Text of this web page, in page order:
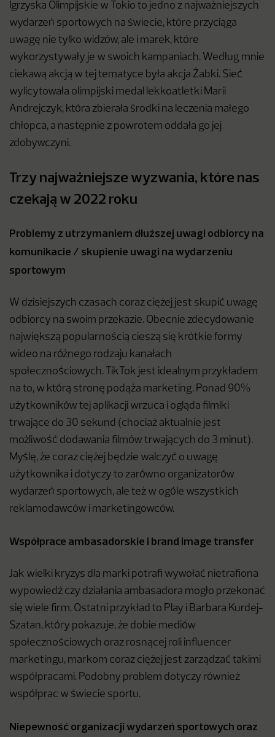
Igrzyska Olimpijskie w Tokio to jedno z najważniejszych
wydarzeń sportowych na świecie, które przyciąga
uwagę nie tylko widzów, ale i marek, które
wykorzystywały je w swoich kampaniach. Według mnie
ciekawą akcją w tej tematyce była akcja Żabki. Sieć
wylicytowała olimpijski medal lekkoatletki Marii
Andrejczyk, która zbierała środki na leczenia małego
chłopca, a następnie z powrotem oddała go jej
zdobywczyni.
Trzy najważniejsze wyzwania, które nas
czekają w 2022 roku
Problemy z utrzymaniem dłuższej uwagi odbiorcy na
komunikacie / skupienie uwagi na wydarzeniu
sportowym
W dzisiejszych czasach coraz ciężej jest skupić uwagę
odbiorcy na swoim przekazie. Obecnie zdecydowanie
największą popularnością cieszą się krótkie formy
wideo na różnego rodzaju kanałach
społecznościowych. TikTok jest idealnym przykładem
na to, w którą stronę podąża marketing. Ponad 90%
użytkowników tej aplikacji wrzuca i ogląda filmiki
trwające do 30 sekund (chociaż aktualnie jest
możliwość dodawania filmów trwających do 3 minut).
Myślę, że coraz ciężej będzie walczyć o uwagę
użytkownika i dotyczy to zarówno organizatorów
wydarzeń sportowych, ale też w ogóle wszystkich
reklamodawców i marketingowców.
Współprace ambasadorskie i brand image transfer
Jak wielki kryzys dla marki potrafi wywołać nietrafiona
wypowiedź czy działania ambasadora mogło przekonać
się wiele firm. Ostatni przykład to Play i Barbara Kurdej-
Szatan, który pokazuje, że dobie mediów
społecznościowych oraz rosnącej roli influencer
marketingu, markom coraz ciężej jest zarządzać takimi
współpracami. Podobny problem dotyczy również
współprac w świecie sportu.
Niepewność organizacji wydarzeń sportowych oraz